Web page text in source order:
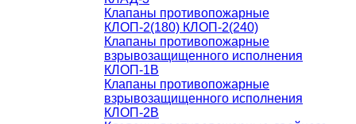
Клапаны противопожарные
КЛОП-2(180) КЛОП-2(240)
Клапаны противопожарные
взрывозащищенного исполнения
КЛОП-1В
Клапаны противопожарные
взрывозащищенного исполнения
КЛОП-2В